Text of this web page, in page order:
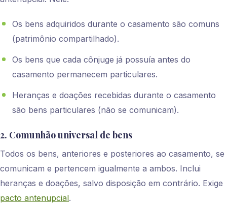
Os bens adquiridos durante o casamento são comuns
(patrimônio compartilhado).
Os bens que cada cônjuge já possuía antes do
casamento permanecem particulares.
Heranças e doações recebidas durante o casamento
são bens particulares (não se comunicam).
2. Comunhão universal de bens
Todos os bens, anteriores e posteriores ao casamento, se
comunicam e pertencem igualmente a ambos. Inclui
heranças e doações, salvo disposição em contrário. Exige
pacto antenupcial.